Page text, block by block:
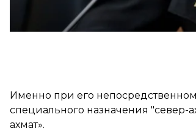
Именно при его
специального назначения "север-
ахмат».